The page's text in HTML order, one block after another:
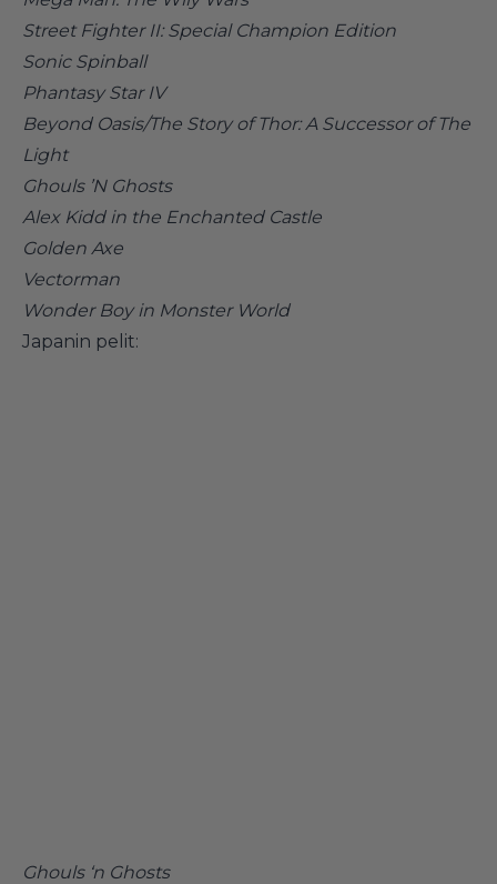
Street Fighter II: Special Champion Edition
Sonic Spinball
Phantasy Star IV
Beyond Oasis/The Story of Thor: A Successor of The
Light
Ghouls ’N Ghosts
Alex Kidd in the Enchanted Castle
Golden Axe
Vectorman
Wonder Boy in Monster World
Japanin pelit:
Ghouls ‘n Ghosts